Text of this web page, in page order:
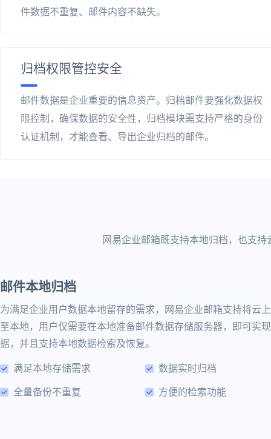
件数据不重复、邮件内容不缺失。
归档权限管控安全
邮件数据是企业重要的信息资产。归档邮件要强化数据权
限控制，确保数据的安全性，归档模块需支持严格的身份
认证机制，才能查看、导出企业归档的邮件。
网易企业邮箱既支持本地归档，也支
邮件本地归档
为满足企业用户数据本地留存的需求，网易企业邮箱支持将云
至本地，用户仅需要在本地准备邮件数据存储服务器，即可实
据，并且支持本地数据检索及恢复。
满足本地存储需求 数据实时归档
全量备份不重复 方便的检索功能